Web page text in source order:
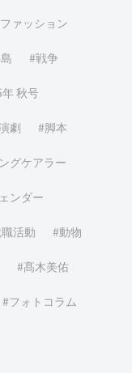
ファッション
戦争
秋号
劇 脚本
グケアラー
ンダー
活動 動物
髙木美佑
フォトコラム